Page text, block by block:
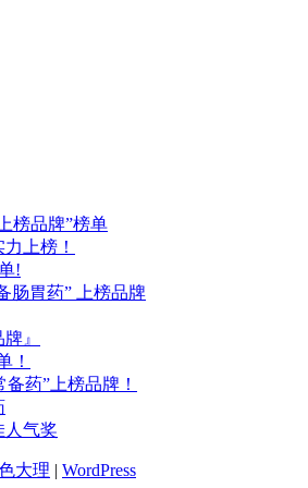
榜品牌”榜单
上榜！
!
肠胃药” 上榜品牌
』
！
药”上榜品牌！
人气奖
大理 | WordPress